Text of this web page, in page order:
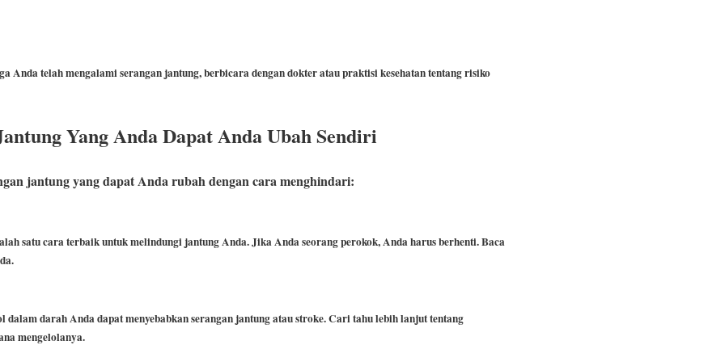
Anda telah mengalami serangan jantung, berbicara dengan dokter atau praktisi kesehatan tentang risiko
Yang Anda Dapat Anda Ubah Sendiri
jantung yang dapat Anda rubah dengan cara menghindari:
satu cara terbaik untuk melindungi jantung Anda.Jika Anda seorang perokok, Anda harus berhenti.Baca
dalam darah Anda dapat menyebabkan serangan jantung atau stroke.Cari tahu lebih lanjut tentang
mengelolanya.